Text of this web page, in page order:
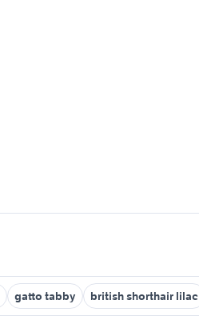
gatto tabby british shorthair lilac